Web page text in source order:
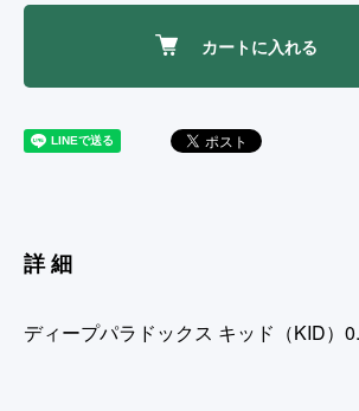
カートに入れる
詳細
ディープパラドックス キッド（KID）